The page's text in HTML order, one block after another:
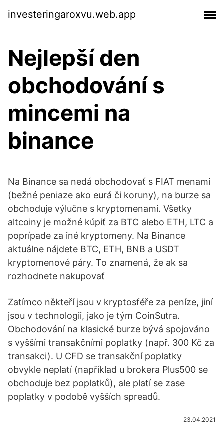
investeringaroxvu.web.app
Nejlepší den
obchodování s
mincemi na
binance
Na Binance sa nedá obchodovať s FIAT menami
(bežné peniaze ako eurá či koruny), na burze sa
obchoduje výlučne s kryptomenami. Všetky
altcoiny je možné kúpiť za BTC alebo ETH, LTC a
poprípade za iné kryptomeny. Na Binance
aktuálne nájdete BTC, ETH, BNB a USDT
kryptomenové páry. To znamená, že ak sa
rozhodnete nakupovať
Zatímco někteří jsou v kryptosféře za peníze, jiní
jsou v technologii, jako je tým CoinSutra.
Obchodování na klasické burze bývá spojováno
s vyššími transakčními poplatky (např. 300 Kč za
transakci). U CFD se transakční poplatky
obvykle neplatí (například u brokera Plus500 se
obchoduje bez poplatků), ale platí se zase
poplatky v podobě vyšších spreadů.
23.04.2021